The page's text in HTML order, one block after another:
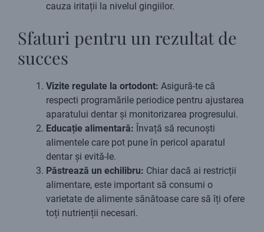
cauza iritații la nivelul gingiilor.
Sfaturi pentru un rezultat de
succes
Vizite regulate la ortodont: Asigură-te că
respecti programările periodice pentru ajustarea
aparatului dentar și monitorizarea progresului.
Educație alimentară: Învață să recunoști
alimentele care pot pune în pericol aparatul
dentar și evită-le.
Păstrează un echilibru: Chiar dacă ai restricții
alimentare, este important să consumi o
varietate de alimente sănătoase care să îți ofere
toți nutrienții necesari.